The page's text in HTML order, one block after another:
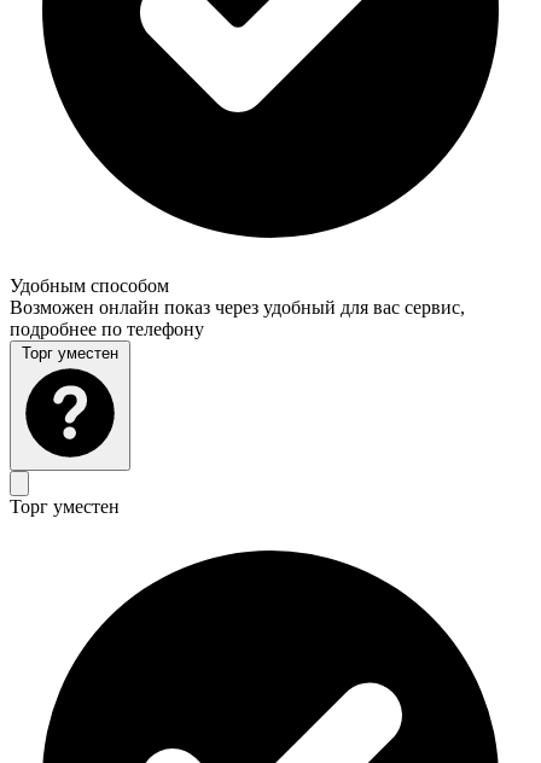
Удобным способом
Возможен онлайн показ через удобный для вас сервис,
подробнее по телефону
Торг уместен
Торг уместен